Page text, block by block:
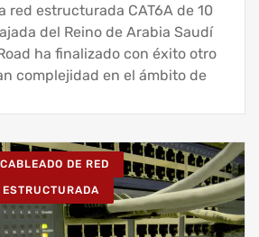
red estructurada CAT6A de 10
del Reino de Arabia Saudí
ha finalizado con éxito otro
complejidad en el ámbito de
DE RED